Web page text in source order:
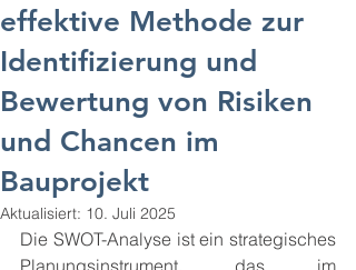
effektive Methode zur
Identifizierung und
Bewertung von Risiken
und Chancen im
Bauprojekt
Aktualisiert: 10. Juli 2025
Die SWOT-Analyse ist ein strategisches
Planungsinstrument, das im